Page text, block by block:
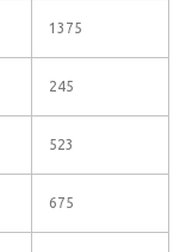
1375
245
523
675